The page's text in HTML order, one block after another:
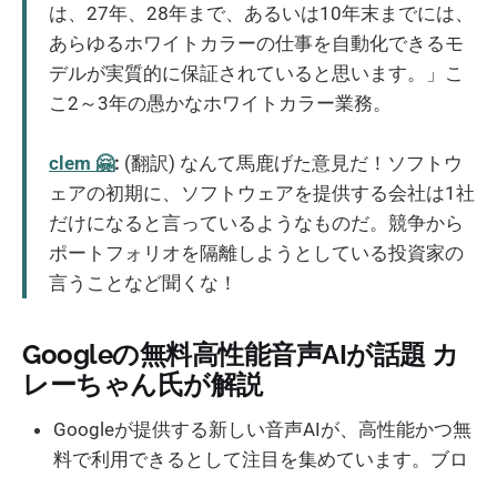
は、27年、28年まで、あるいは10年末までには、
あらゆるホワイトカラーの仕事を自動化できるモ
デルが実質的に保証されていると思います。」こ
こ2～3年の愚かなホワイトカラー業務。
clem 🤗: (翻訳) なんて馬鹿げた意見だ！ソフトウ
ェアの初期に、ソフトウェアを提供する会社は1社
だけになると言っているようなものだ。競争から
ポートフォリオを隔離しようとしている投資家の
言うことなど聞くな！
Googleの無料高性能音声AIが話題 カ
レーちゃん氏が解説
Googleが提供する新しい音声AIが、高性能かつ無
料で利用できるとして注目を集めています。ブロ